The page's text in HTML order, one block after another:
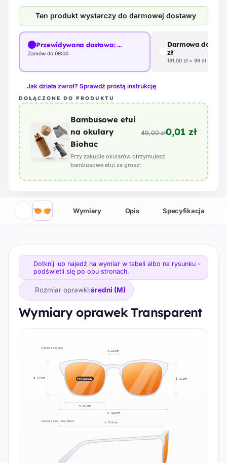
Ten produkt wystarczy do darmowej dostawy
Przewidywana dostawa:…
Zamów do 09:00
Darmowa
zł
191,00 zł > 99 zł
Jak działa zwrot? Sprawdź prostą instrukcję
DOŁĄCZONE DO PRODUKTU
Bambusowe etui
na okulary
Biohac
49,00 zł0,01 zł
Przy zakupie okularów otrzymujesz
bambusowe etui za grosz!
Wymiary Opis Specyfikacja
Dotknij lub najedź na wymiar w tabeli albo na rysunku -
podświetli się po obu stronach.
Rozmiar oprawki:średni (M)
Wymiary oprawek Transparent
99% blokady
WIDOK Z PRZODU
WIDOK Z BOKU (ZAUSZNIK)
2,0 cm
5,0 cm
13,9 cm
4,7 cm 4,2 cm
13,8 cm